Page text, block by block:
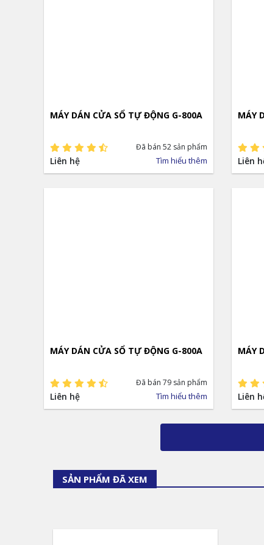
MÁY DÁN CỬA SỔ TỰ ĐỘNG G-800A
Đã bán 52 sản phẩm
Liên hệ Tìm hiểu thêm
MÁY
Liên
MÁY DÁN CỬA SỔ TỰ ĐỘNG G-800A
Đã bán 79 sản phẩm
Liên hệ Tìm hiểu thêm
MÁY
Liên
SẢN PHẨM ĐÃ XEM